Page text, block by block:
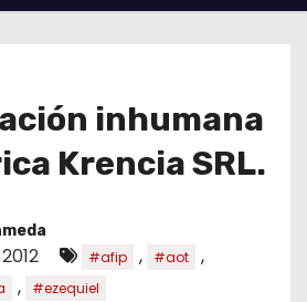
inhumana
Krencia SRL.
#afip , #aot ,
, #ezequiel